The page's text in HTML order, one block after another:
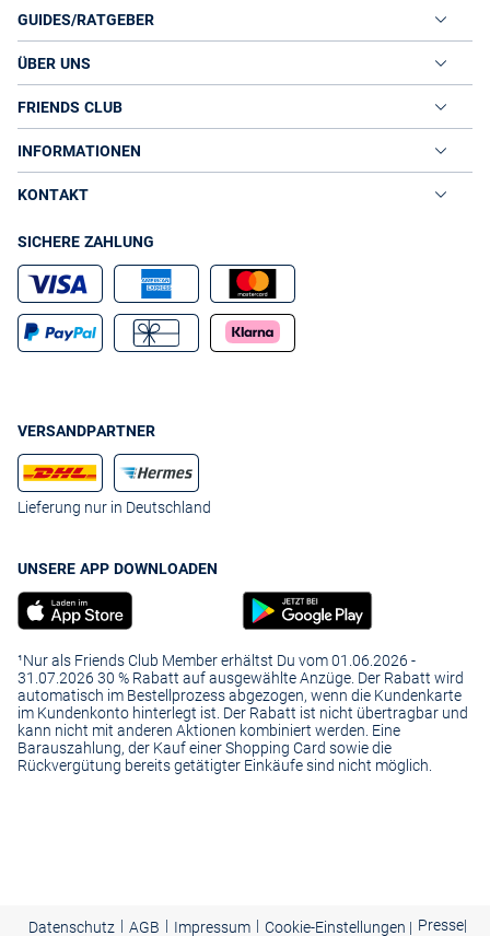
GUIDES/RATGEBER
ÜBER UNS
FRIENDS CLUB
INFORMATIONEN
KONTAKT
SICHERE ZAHLUNG
VERSANDPARTNER
Lieferung nur in Deutschland
UNSERE APP DOWNLOADEN
¹Nur als Friends Club Member erhältst Du vom 01.06.2026 -
31.07.2026 30 % Rabatt auf ausgewählte Anzüge. Der Rabatt wird
automatisch im Bestellprozess abgezogen, wenn die Kundenkarte
im Kundenkonto hinterlegt ist. Der Rabatt ist nicht übertragbar und
kann nicht mit anderen Aktionen kombiniert werden. Eine
Barauszahlung, der Kauf einer Shopping Card sowie die
Rückvergütung bereits getätigter Einkäufe sind nicht möglich.
Datenschutz | AGB | Impressum | Cookie-Einstellungen | Presse|